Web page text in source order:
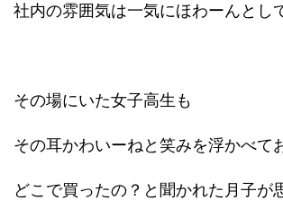
社内の雰囲気は一気にほわーんとし
その場にいた女子高生も
その耳かわいーねと笑みを浮かべて
どこで買ったの？と聞かれた月子が